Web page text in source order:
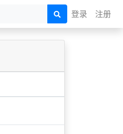
登录 注册